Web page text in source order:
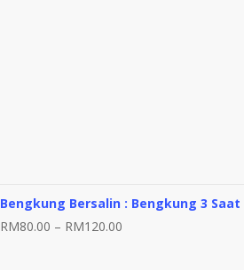
Bengkung Bersalin : Bengkung 3 Saat
RM80.00 – RM120.00